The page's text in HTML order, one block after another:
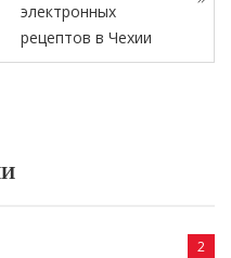
электронных
рецептов в Чехии
2